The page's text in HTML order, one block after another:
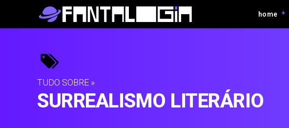
home
TUDO SOBRE »
SURREALISMO LITERÁRIO